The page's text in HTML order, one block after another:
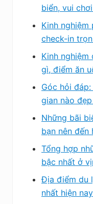
biển, vui
Kinh nghiệm
check-in
Kinh nghiệm
gì, điểm ăn
Góc hỏi
gian nào
Những bãi
bạn nên đến
Tổng hợp
bậc nhất ở
Địa điểm du
nhất hiện nay